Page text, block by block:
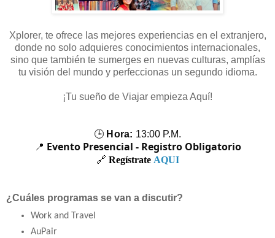
Xplorer, te ofrece las mejores experiencias en el extranjero,
donde no solo adquieres conocimientos internacionales,
sino que también te sumerges en nuevas culturas, amplías
tu visión del mundo y perfeccionas un segundo idioma.
¡Tu sueño de Viajar empieza Aquí!
🕒 Hora: 13:00 P.M.
📍 Evento Presencial - Registro Obligatorio
🔗 Regístrate AQUI
¿Cuáles programas se van a discutir?
Work and Travel
AuPair